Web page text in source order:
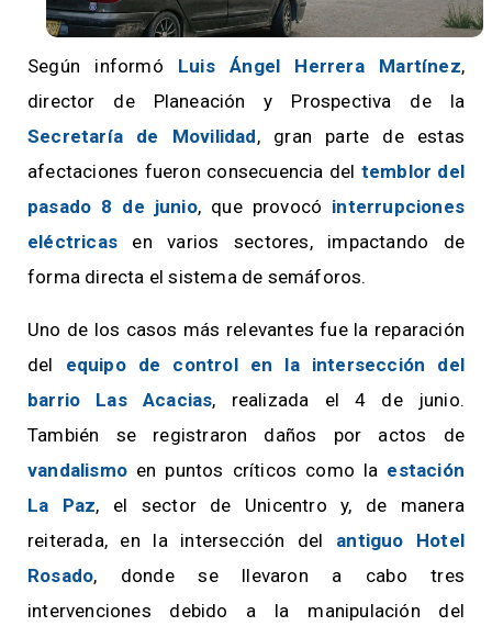
Según informó Luis Ángel Herrera Martínez,
director de Planeación y Prospectiva de la
Secretaría de Movilidad, gran parte de estas
afectaciones fueron consecuencia del temblor del
pasado 8 de junio, que provocó interrupciones
eléctricas en varios sectores, impactando de
forma directa el sistema de semáforos.
Uno de los casos más relevantes fue la reparación
del equipo de control en la intersección del
barrio Las Acacias, realizada el 4 de junio.
También se registraron daños por actos de
vandalismo en puntos críticos como la estación
La Paz, el sector de Unicentro y, de manera
reiterada, en la intersección del antiguo Hotel
Rosado, donde se llevaron a cabo tres
intervenciones debido a la manipulación del